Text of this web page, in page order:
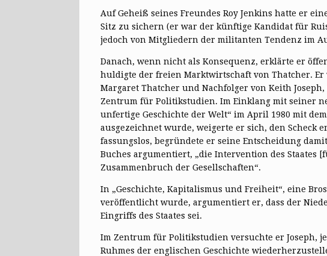
Auf Geheiß seines Freundes Roy Jenkins hatte er
Sitz zu sichern (er war der künftige Kandidat für
jedoch von Mitgliedern der militanten Tendenz im
Danach, wenn nicht als Konsequenz, erklärte er
huldigte der freien Marktwirtschaft von Thatcher.
Margaret Thatcher und Nachfolger von Keith
Zentrum für Politikstudien. Im Einklang mit seiner
unfertige Geschichte der Welt“ im April 1980 mit
ausgezeichnet wurde, weigerte er sich, den Scheck
fassungslos, begründete er seine Entscheidung
Buches argumentiert, „die Intervention des
Zusammenbruch der Gesellschaften“.
In „Geschichte, Kapitalismus und Freiheit“, eine
veröffentlicht wurde, argumentiert er, dass der
Eingriffs des Staates sei.
Im Zentrum für Politikstudien versuchte er Joseph,
Ruhmes der englischen Geschichte